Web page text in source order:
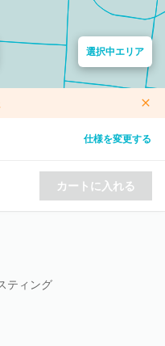
選択中エリア
仕様を変更する
カートに入れる
ティング